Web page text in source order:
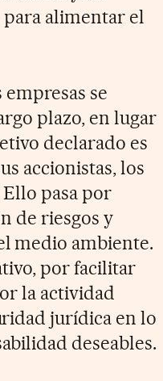
alimentar el
se
plazo, en lugar
declarado es
accionistas, los
Ello pasa por
de riesgos y
medio ambiente.
por facilitar
la actividad
jurídica en lo
deseables.